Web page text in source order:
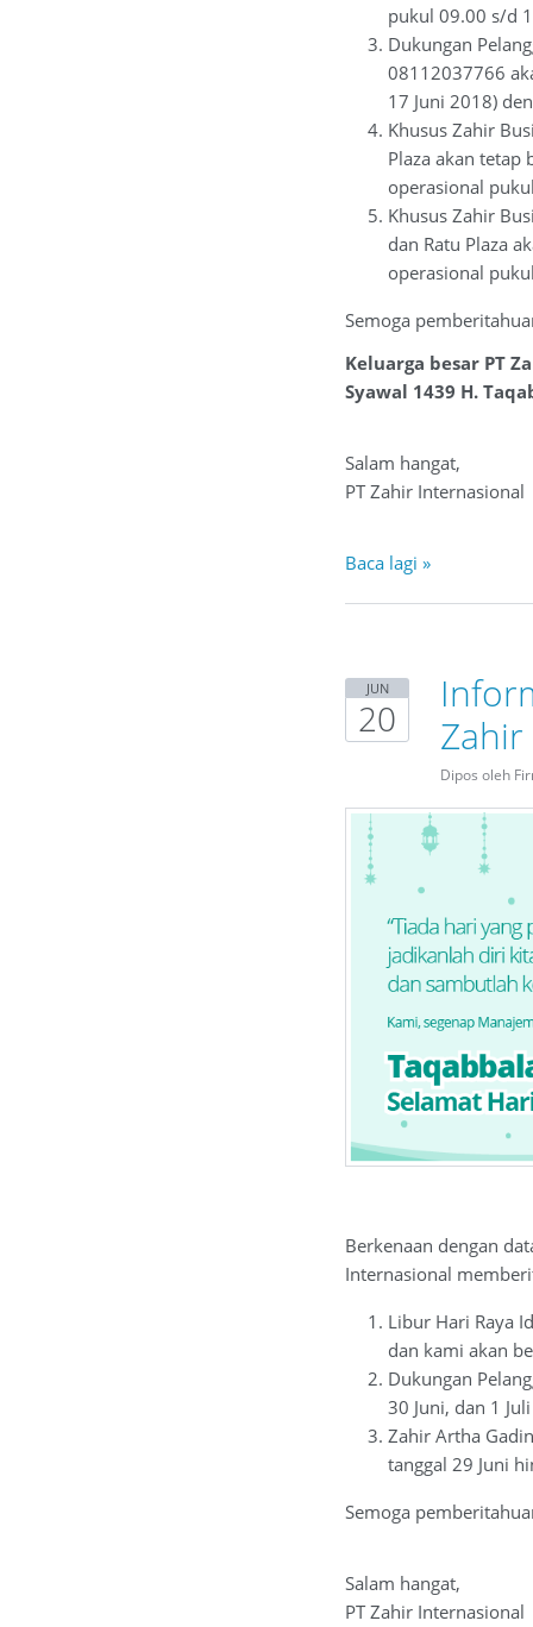
pukul 09.00 s/d
Dukungan
08112037766
17 Juni 2018)
Khusus Zahir
Plaza akan tetap
operasional
Khusus Zahir
dan Ratu Plaza
operasional
Semoga
Keluarga besar PT
Syawal 1439 H.
Salam hangat,
PT Zahir Internasional
Baca lagi »
JUN
20
Dipos oleh
Berkenaan dengan
Internasional
Libur Hari Raya
dan kami akan
Dukungan
30 Juni, dan 1
Zahir Artha
tanggal 29 Juni
Semoga
Salam hangat,
PT Zahir Internasional